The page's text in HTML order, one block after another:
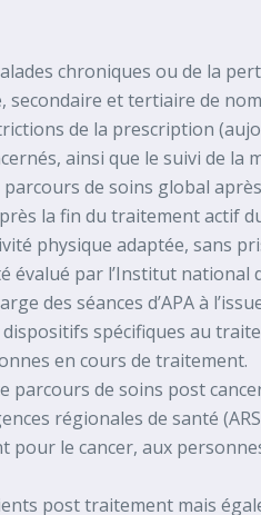
chroniques ou de la
et tertiaire de
de la prescription
ainsi que le suivi de la
de soins global
la fin du traitement actif
physique adaptée, sans
par l’Institut national
séances d’APA à
spécifiques au
en cours de traitement.
de soins post
régionales de santé
le cancer, aux
post traitement mais